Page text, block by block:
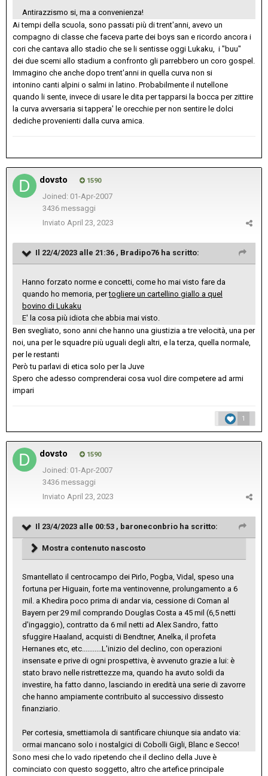
Antirazzismo si, ma a convenienza!
Ai tempi della scuola, sono passati più di trent'anni, avevo un
compagno di classe che faceva parte dei boys san e ricordo ancora i
cori che cantava allo stadio che se li sentisse oggi Lukaku, i "buu"
dei due scemi allo stadium a confronto gli parrebbero un coro gospel.
Immagino che anche dopo trent'anni in quella curva non si
intonino canti alpini o salmi in latino. Probabilmente il nutellone
quando li sente, invece di usare le dita per tapparsi la bocca per zittire
la curva avversaria si tappera' le orecchie per non sentire le dolci
dediche provenienti dalla curva amica.
dovsto 1590
Joined: 01-Apr-2007
3436 messaggi
Inviato April 23, 2023
Il 22/4/2023 alle 21:36 , Bradipo76 ha scritto:
Hanno forzato norme e concetti, come ho mai visto fare da
quando ho memoria, pertogliere un cartellino giallo a quel
bovino di Lukaku
E' la cosa più idiota che abbia mai visto.
Ben svegliato, sono anni che hanno una giustizia a tre velocità, una per
noi, una per le squadre più uguali degli altri, e la terza, quella normale,
per le restanti
Però tu parlavi di etica solo per la Juve
Spero che adesso comprenderai cosa vuol dire competere ad armi
impari
1
dovsto 1590
Joined: 01-Apr-2007
3436 messaggi
Inviato April 23, 2023
Il 23/4/2023 alle 00:53 , baroneconbrio ha scritto:
Mostra contenuto nascosto
Smantellato il centrocampo dei Pirlo, Pogba, Vidal, speso una
fortuna per Higuain, forte ma ventinovenne, prolungamento a 6
mil. a Khedira poco prima di andar via, cessione di Coman al
Bayern per 29 mil comprando Douglas Costa a 45 mil (6,5 netti
d'ingaggio), contratto da 6 mil netti ad Alex Sandro, fatto
sfuggire Haaland, acquisti di Bendtner, Anelka, il profeta
Hernanes etc, etc...........L'inizio del declino, con operazioni
insensate e prive di ogni prospettiva, è avvenuto grazie a lui: è
stato bravo nelle ristrettezze ma, quando ha avuto soldi da
investire, ha fatto danno, lasciando in eredità una serie di zavorre
che hanno ampiamente contribuito al successivo dissesto
finanziario.
Per cortesia, smettiamola di santificare chiunque sia andato via:
ormai mancano solo i nostalgici di Cobolli Gigli, Blanc e Secco!
Sono mesi che lo vado ripetendo che il declino della Juve è
cominciato con questo soggetto, altro che artefice principale